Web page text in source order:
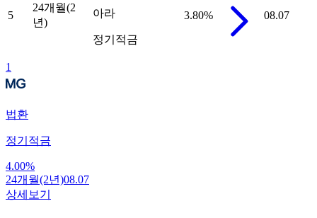
5
24개월(2
년)
아라
정기적금
3.80% 08.07
1
법환
정기적금
4.00%
24개월(2년)08.07
상세보기